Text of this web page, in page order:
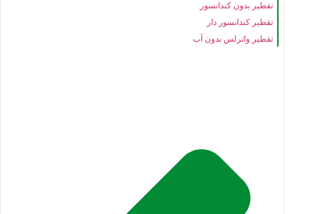
تقطیر بدون کندانسور
تقطیر کندانسور دار
تقطیر واترلس بدون آب